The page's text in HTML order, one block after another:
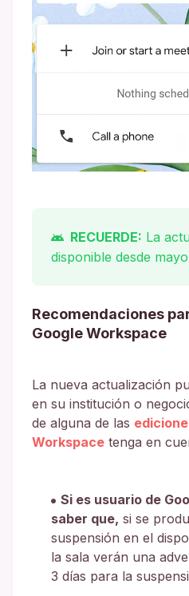
RECUERDE: La
disponible desde
Recomendaciones
Google Workspace
La nueva actualización
en su institución o
de alguna de las
Workspace tenga en
Si es usuario de
saber que, si se
suspensión en el
la sala verán una
3 días para la